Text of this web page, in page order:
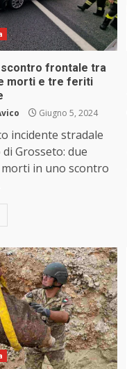
scontro frontale tra
morti e tre feriti
Giugno 5, 2024
incidente stradale
Grosseto: due
in uno scontro